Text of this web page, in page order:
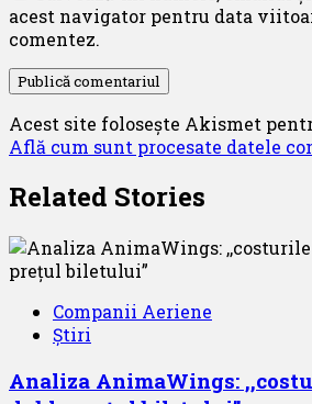
acest navigator pentru data
comentez.
Acest site folosește Akismet
Află cum sunt procesate datele
Related Stories
Companii Aeriene
Știri
Analiza AnimaWings: